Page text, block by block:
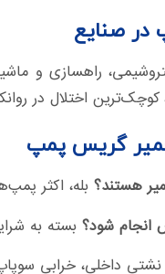
در صنایع
راهسازی و
اختلال در
گریس پمپ
بله، اکثر
بسته به شرایط کاری
نشتی داخلی، خرابی